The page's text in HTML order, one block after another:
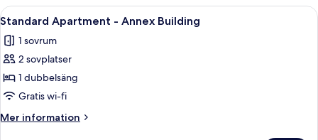
1
Öppna
alla
foton
för
Standard
Apartment
-
Annex
Ett hotellrum med två sängar, en
5
Standard Apartment - Annex Building
1 sovrum
2 sovplatser
1 dubbelsäng
Gratis wi-fi
Mer information
Mer